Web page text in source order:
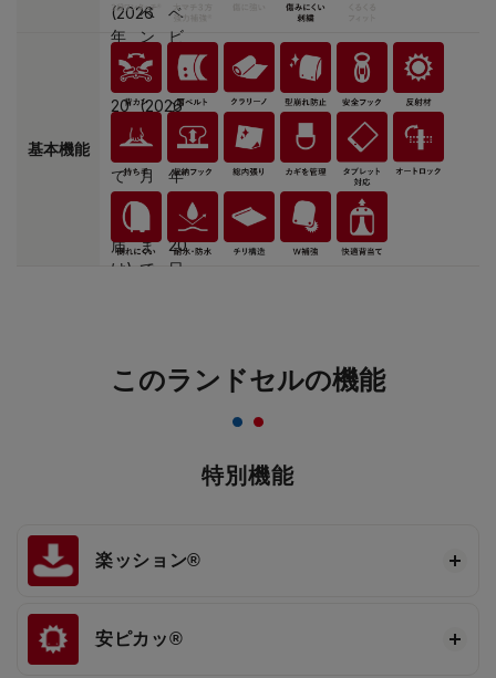
基本機能
このランドセルの機能
特別機能
楽ッション®
安ピカッ®